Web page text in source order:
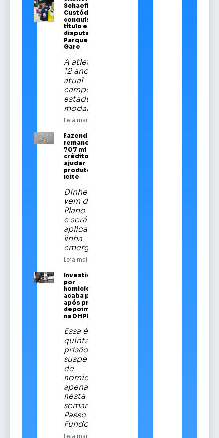
Schaeffer
Custódio
conquista
título em
disputa no
Parque da
Gare
A atleta de
12 anos é a
atual
campeã
estadual da
modalidade
Leia mais
Fazenda
remaneja R$
707 mi em
crédito para
ajudar
produtores de
leite
Dinheiro
vem do
Plano Safra
e será
aplicado em
linha
emergencial
Leia mais
Investigado
por
homicídios
acaba preso
após prestar
depoimento
na DHPP
Essa é a
quinta
prisão de
suspeitos
de
homicídios
apenas
nesta
semana em
Passo
Fundo
Leia mais